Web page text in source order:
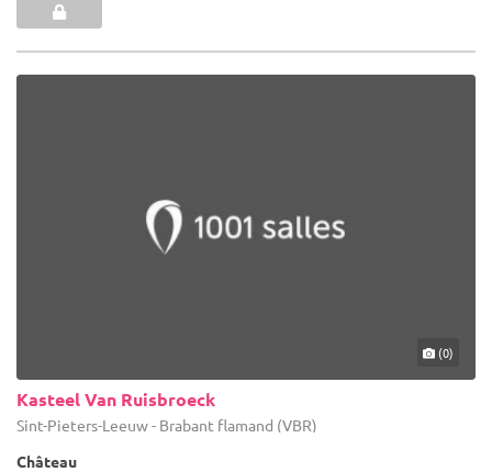
(0)
Kasteel Van Ruisbroeck
Sint-Pieters-Leeuw - Brabant flamand (VBR)
Château